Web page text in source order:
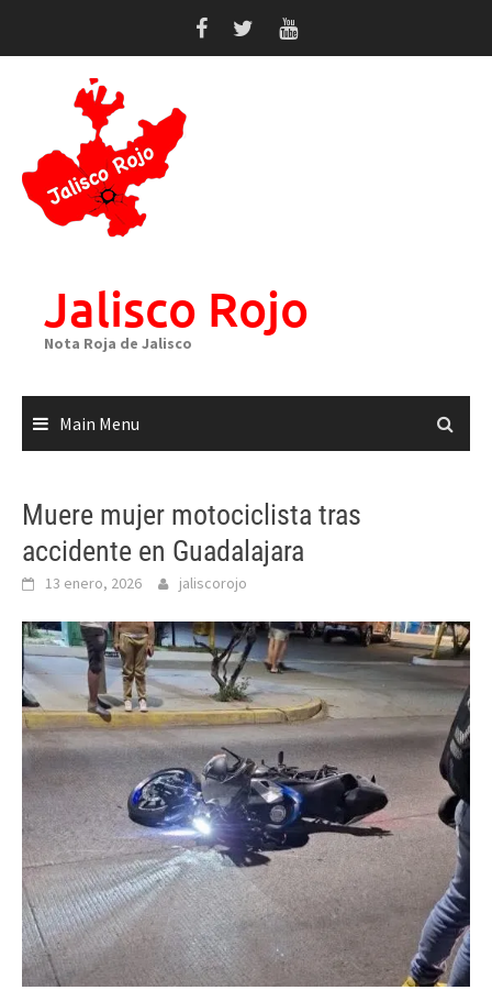
Jalisco Rojo
Nota Roja de Jalisco
Main Menu
Muere mujer motociclista tras
accidente en Guadalajara
13 enero, 2026 jaliscorojo